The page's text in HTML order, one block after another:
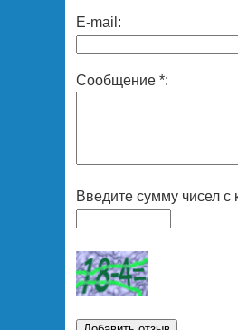
E-mail:
Сообщение *:
Введите сумму чисел с